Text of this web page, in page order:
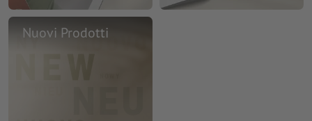
Nuovi Prodotti